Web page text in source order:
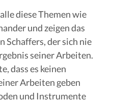
diese Themen wie
und zeigen das
Schaffers, der sich nie
seiner Arbeiten.
dass es keinen
Arbeiten geben
und Instrumente